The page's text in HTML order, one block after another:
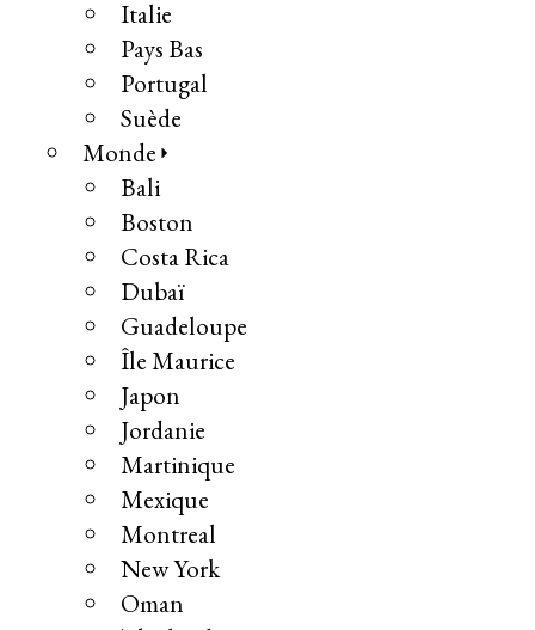
Italie
Pays Bas
Portugal
Suède
Monde
Bali
Boston
Costa Rica
Dubaï
Guadeloupe
Île Maurice
Japon
Jordanie
Martinique
Mexique
Montreal
New York
Oman